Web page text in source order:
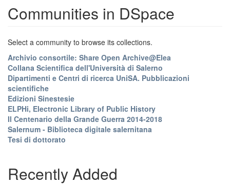
Communities in DSpace
Select a community to browse its collections.
Archivio consortile: Share Open Archive@Elea
Collana Scientifica dell'Università di Salerno
Dipartimenti e Centri di ricerca UniSA. Pubblicazioni
scientifiche
Edizioni Sinestesie
ELPHi, Electronic Library of Public History
Il Centenario della Grande Guerra 2014-2018
Salernum - Biblioteca digitale salernitana
Tesi di dottorato
Recently Added